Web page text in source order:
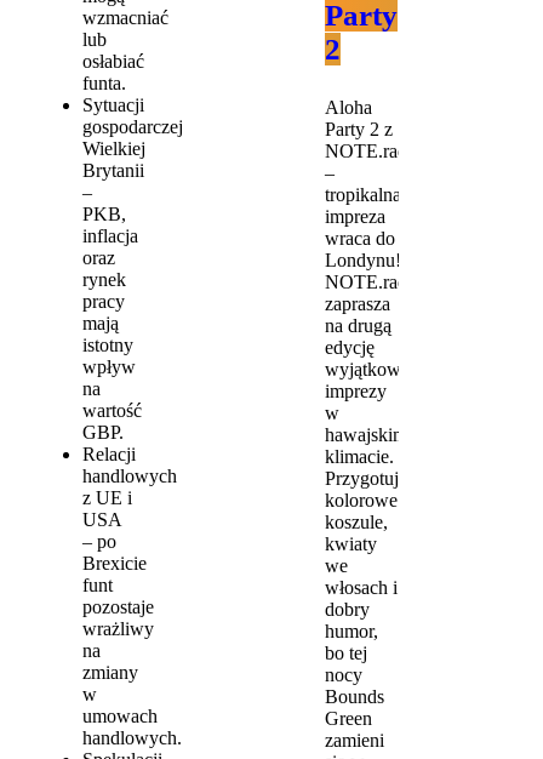
wzmacniać
lub
osłabiać
funta.
Sytuacji
gospodarczej
Wielkiej
Brytanii
–
PKB,
inflacja
oraz
rynek
pracy
mają
istotny
wpływ
na
wartość
GBP.
Relacji
handlowych
z UE i
USA
– po
Brexicie
funt
pozostaje
wrażliwy
na
zmiany
w
umowach
handlowych.
Party
2
Aloha
Party 2 z
NOTE.radio
–
tropikalna
impreza
wraca do
Londynu!
NOTE.radio
zaprasza
na drugą
edycję
wyjątkowej
imprezy
w
hawajskim
klimacie.
Przygotujcie
kolorowe
koszule,
kwiaty
we
włosach i
dobry
humor,
bo tej
nocy
Bounds
Green
zamieni